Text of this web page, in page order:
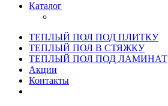
Каталог
ТЕПЛЫЙ ПОЛ ПОД ПЛИТКУ
ТЕПЛЫЙ ПОЛ В СТЯЖКУ
ТЕПЛЫЙ ПОЛ ПОД ЛАМИНАТ
Акции
Контакты